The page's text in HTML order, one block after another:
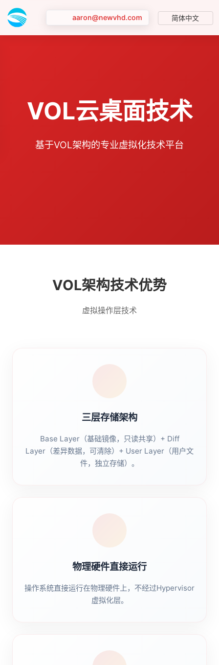
aaron@newvhd.com 简体中文
VOL云桌面技术
基于VOL架构的专业虚拟化技术平台
VOL架构技术优势
虚拟操作层技术
三层存储架构
Base Layer（基础镜像，只读共享）+ Diff
Layer（差异数据，可清除）+ User Layer（用户文
件，独立存储）。
物理硬件直接运行
操作系统直接运行在物理硬件上，不经过Hypervisor
虚拟化层。